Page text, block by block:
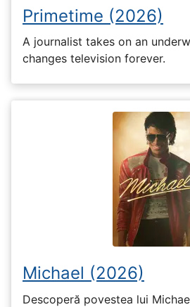
Primetime (2026)
A journalist takes on an
changes television forever.
Michael (2026)
Descoperă povestea lui